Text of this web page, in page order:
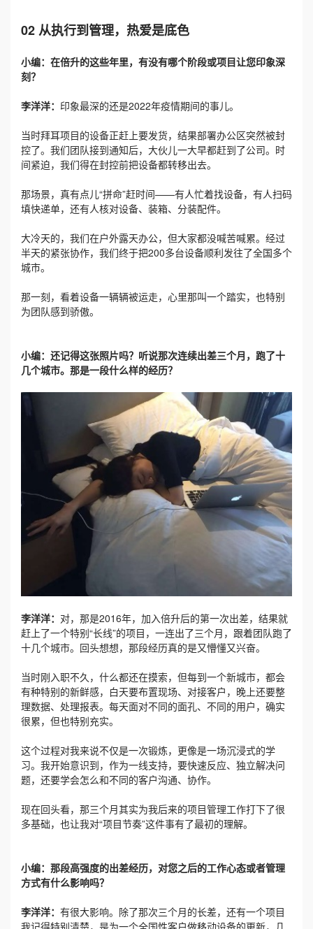
02 从执行到管理，热爱是底色
小编：在倍升的这些年里，有没有哪个阶段或项目让您印象深
刻？
李洋洋： 印象最深的还是2022年疫情期间的事儿。
当时拜耳项目的设备正赶上要发货，结果部署办公区突然被封
控了。我们团队接到通知后，大伙儿一大早都赶到了公司。时
间紧迫，我们得在封控前把设备都转移出去。
那场景，真有点儿“拼命”赶时间——有人忙着找设备，有人扫码
填快递单，还有人核对设备、装箱、分装配件。
大冷天的，我们在户外露天办公，但大家都没喊苦喊累。经过
半天的紧张协作，我们终于把200多台设备顺利发往了全国多个
城市。
那一刻，看着设备一辆辆被运走，心里那叫一个踏实，也特别
为团队感到骄傲。
小编：还记得这张照片吗？听说那次连续出差三个月，跑了十
几个城市。那是一段什么样的经历？
李洋洋： 对，那是2016年，加入倍升后的第一次出差，结果就
赶上了一个特别“长线”的项目，一连出了三个月，跟着团队跑了
十几个城市。回头想想，那段经历真的是又懵懂又兴奋。
当时刚入职不久，什么都还在摸索，但每到一个新城市，都会
有种特别的新鲜感，白天要布置现场、对接客户，晚上还要整
理数据、处理报表。每天面对不同的面孔、不同的用户，确实
很累，但也特别充实。
这个过程对我来说不仅是一次锻炼，更像是一场沉浸式的学
习。我开始意识到，作为一线支持，要快速反应、独立解决问
题，还要学会怎么和不同的客户沟通、协作。
现在回头看，那三个月其实为我后来的项目管理工作打下了很
多基础，也让我对“项目节奏”这件事有了最初的理解。
小编：那段高强度的出差经历，对您之后的工作心态或者管理
方式有什么影响吗？
李洋洋： 有很大影响。除了那次三个月的长差，还有一个项目
我记得特别清楚，是为一个全国性客户做移动设备的更新，几